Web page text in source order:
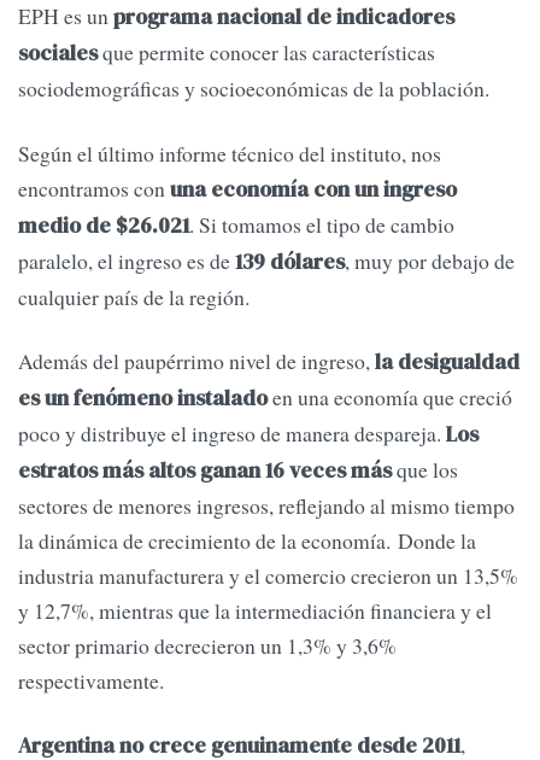
EPH es unprograma nacional de indicadores
socialesque permite conocer las características
sociodemográficas y socioeconómicas de la población.
Según el último informe técnico del instituto, nos
encontramos conuna economía con un ingreso
medio de $26.021. Si tomamos el tipo de cambio
paralelo, el ingreso es de139 dólares, muy por debajo de
cualquier país de la región.
Además del paupérrimo nivel de ingreso,la desigualdad
es un fenómeno instaladoen una economía que creció
poco y distribuye el ingreso de manera despareja. Los
estratos más altos ganan 16 veces másque los
sectores de menores ingresos, reflejando al mismo tiempo
la dinámica de crecimiento de la economía. Donde la
industria manufacturera y el comercio crecieron un 13,5%
y 12,7%, mientras que la intermediación financiera y el
sector primario decrecieron un 1,3% y 3,6%
respectivamente.
Argentina no crece genuinamente desde 2011,